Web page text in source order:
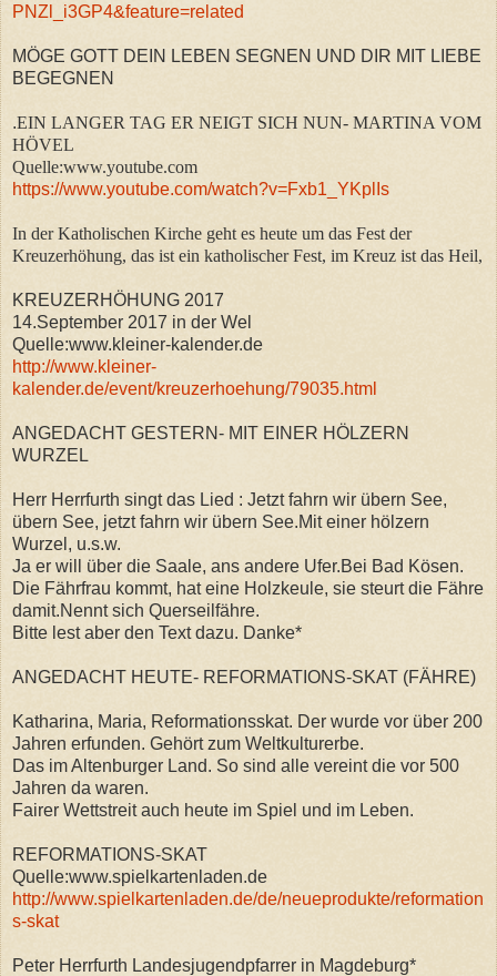
PNZl_i3GP4&feature=related
MÖGE GOTT DEIN LEBEN SEGNEN UND DIR MIT LIEBE
BEGEGNEN
.EIN LANGER TAG ER NEIGT SICH NUN- MARTINA VOM
HÖVEL
Quelle:www.youtube.com
https://www.youtube.com/watch?v=Fxb1_YKplIs
In der Katholischen Kirche geht es heute um das Fest der
Kreuzerhöhung, das ist ein katholischer Fest, im Kreuz ist das Heil,
KREUZERHÖHUNG 2017
14.September 2017 in der Wel
Quelle:www.kleiner-kalender.de
http://www.kleiner-
kalender.de/event/kreuzerhoehung/79035.html
ANGEDACHT GESTERN- MIT EINER HÖLZERN
WURZEL
Herr Herrfurth singt das Lied : Jetzt fahrn wir übern See,
übern See, jetzt fahrn wir übern See.Mit einer hölzern
Wurzel, u.s.w.
Ja er will über die Saale, ans andere Ufer.Bei Bad Kösen.
Die Fährfrau kommt, hat eine Holzkeule, sie steurt die Fähre
damit.Nennt sich Querseilfähre.
Bitte lest aber den Text dazu. Danke*
ANGEDACHT HEUTE- REFORMATIONS-SKAT (FÄHRE)
Katharina, Maria, Reformationsskat. Der wurde vor über 200
Jahren erfunden. Gehört zum Weltkulturerbe.
Das im Altenburger Land. So sind alle vereint die vor 500
Jahren da waren.
Fairer Wettstreit auch heute im Spiel und im Leben.
REFORMATIONS-SKAT
Quelle:www.spielkartenladen.de
http://www.spielkartenladen.de/de/neueprodukte/reformation
s-skat
Peter Herrfurth Landesjugendpfarrer in Magdeburg*